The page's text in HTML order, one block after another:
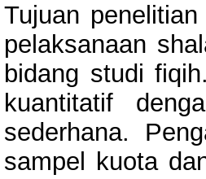
Tujuan
pelaksanaan
bidang studi
kuantitatif
sederhana.
sampel kuota